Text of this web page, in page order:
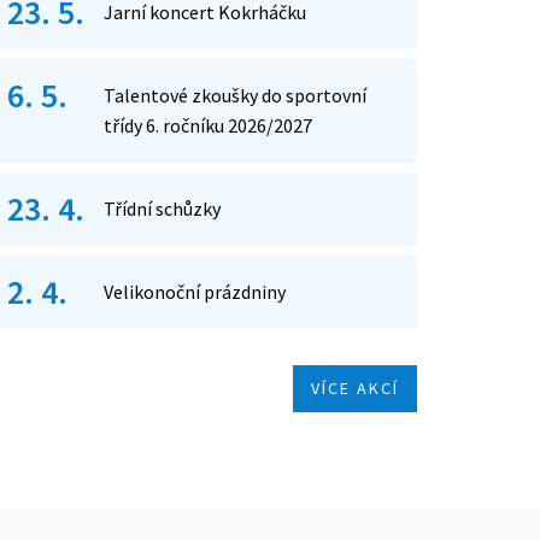
23. 5. Jarní koncert Kokrháčku
6. 5.
Talentové zkoušky do sportovní
třídy 6. ročníku 2026/2027
23. 4. Třídní schůzky
2. 4. Velikonoční prázdniny
VÍCE AKCÍ